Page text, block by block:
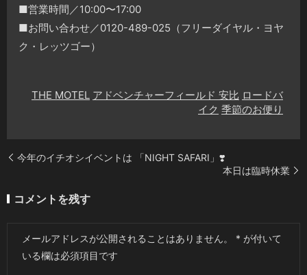
■営業時間／10:00〜17:00
■お問い合わせ／0120-489-025（フリーダイヤル・ヨヤ
ク・レッツゴー）
THE MOTEL アドベンチャーフィールド 安比 ロードバ
イク 季節のお便り
今年のイチオシイベントは 「NIGHT SAFARI」❣️
本日は臨時休業
コメントを残す
メールアドレスが公開されることはありません。 * が付いて
いる欄は必須項目です